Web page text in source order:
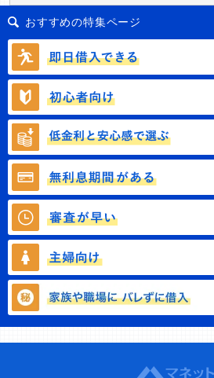
おすすめの特集ページ